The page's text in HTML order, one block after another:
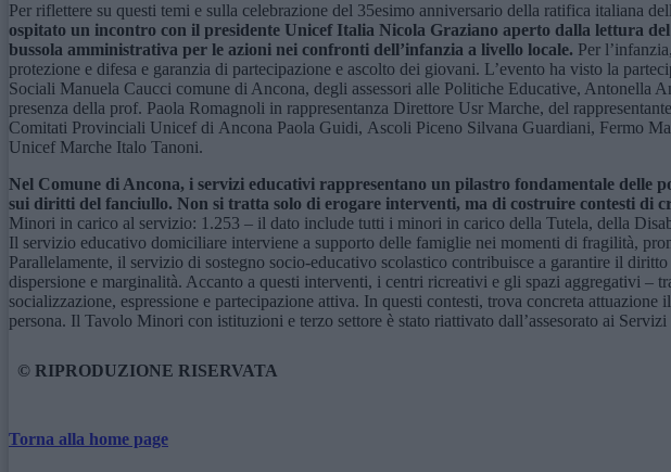
Per riflettere su questi temi e sulla celebrazione del 35esimo anniversario della ratifica italiana
ospitato un incontro con il presidente Unicef Italia Nicola Graziano aperto dalla lettura del
bussola amministrativa per le azioni nei confronti dell’infanzia a livello locale. Per
protezione e difesa e garanzia di partecipazione e ascolto dei giovani. L’evento ha visto la
Sociali Manuela Caucci comune di Ancona, degli assessori alle Politiche Educative,
presenza della prof. Paola Romagnoli in rappresentanza Direttore Usr Marche, del
Comitati Provinciali Unicef di Ancona Paola Guidi, Ascoli Piceno Silvana Guardiani, Fermo
Unicef Marche Italo Tanoni.
Nel Comune di Ancona, i servizi educativi rappresentano un pilastro fondamentale delle
sui diritti del fanciullo. Non si tratta solo di erogare interventi, ma di costruire contesti di
Minori in carico al servizio: 1.253 – il dato include tutti i minori in carico della Tutela, della
Il servizio educativo domiciliare interviene a supporto delle famiglie nei momenti di fragilità,
Parallelamente, il servizio di sostegno socio-educativo scolastico contribuisce a garantire il
dispersione e marginalità. Accanto a questi interventi, i centri ricreativi e gli spazi aggregativi
socializzazione, espressione e partecipazione attiva. In questi contesti, trova concreta
persona. Il Tavolo Minori con istituzioni e terzo settore è stato riattivato dall’assesorato ai
© RIPRODUZIONE RISERVATA
Torna alla home page